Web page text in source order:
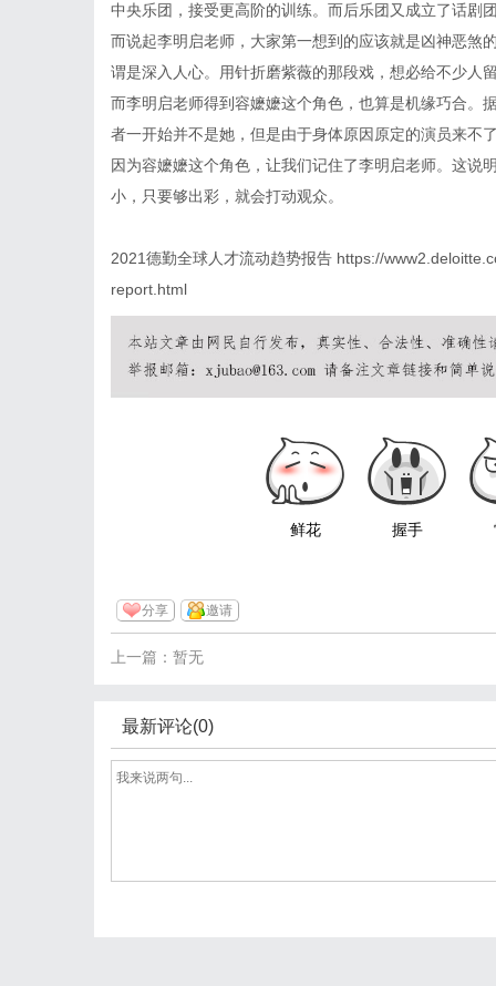
中央乐团，接受更高阶的训练。而后乐团又成立了话剧
而说起李明启老师，大家第一想到的应该就是凶神恶煞
谓是深入人心。用针折磨紫薇的那段戏，想必给不少人
而李明启老师得到容嬷嬷这个角色，也算是机缘巧合。
者一开始并不是她，但是由于身体原因原定的演员来不
因为容嬷嬷这个角色，让我们记住了李明启老师。这说
小，只要够出彩，就会打动观众。
2021德勤全球人才流动趋势报告 https://
report.html
鲜花 握手
分享 邀请
上一篇：暂无
最新评论(0)